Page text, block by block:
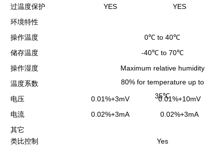
过温度保护 YES YES
环境特性
操作温度 0℃ to 40℃
储存温度 -40℃to 70℃
操作湿度
Maximum relative humidity
80% for temperature up to
35℃
温度系数
电压 0.01%+3mV 0.01%+10mV
电流 0.02%+3mA 0.02%+3mA
其它
类比控制
Yes